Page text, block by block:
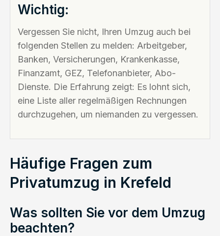
Wichtig:
Vergessen Sie nicht, Ihren Umzug auch bei
folgenden Stellen zu melden: Arbeitgeber,
Banken, Versicherungen, Krankenkasse,
Finanzamt, GEZ, Telefonanbieter, Abo-
Dienste. Die Erfahrung zeigt: Es lohnt sich,
eine Liste aller regelmäßigen Rechnungen
durchzugehen, um niemanden zu vergessen.
Häufige Fragen zum
Privatumzug in Krefeld
Was sollten Sie vor dem Umzug
beachten?